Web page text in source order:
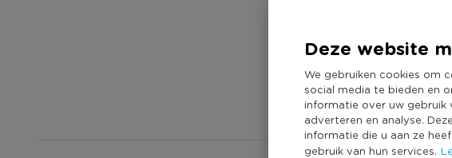
Deze website
We gebruiken cookies om
social media te bieden en
informatie over uw gebruik
adverteren en analyse.
informatie die u aan ze
gebruik van hun services.